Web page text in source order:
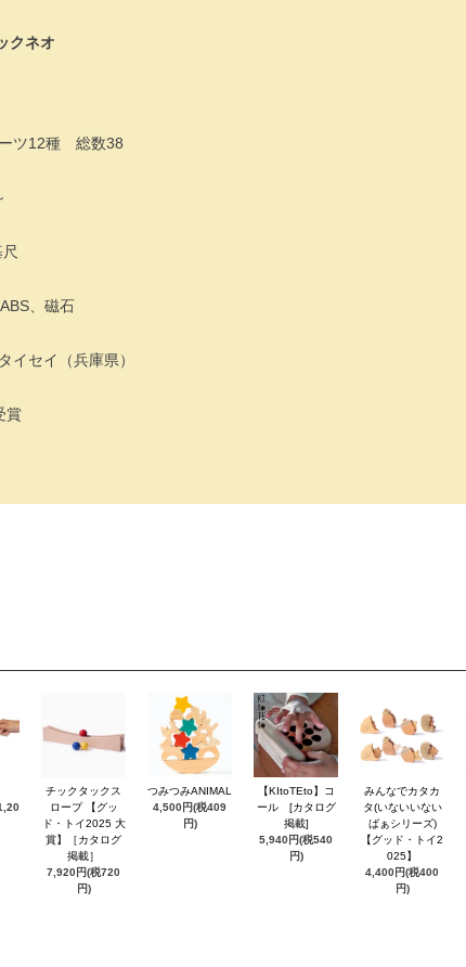
クネオ
ツ12種 総数38
、磁石
イセイ（兵庫県）
賞
チックタックス
ロープ 【グッ
ド・トイ2025 大
賞】［カタログ
掲載］
7,920円(税720
円)
つみつみANIMAL
4,500円(税409
円)
【KItoTEto】コ
ール [カタログ
掲載]
5,940円(税540
円)
みんなでカタカ
タ(いないいない
ばぁシリーズ)
【グッド・トイ2
025】
4,400円(税400
円)